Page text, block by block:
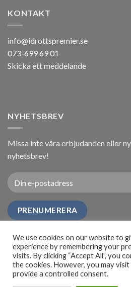
KONTAKT
info@idrottspremier.se
073-699 69 01
Skicka ett meddelande
NYHETSBREV
Missa inte våra erbjudanden eller
nyhetsbrev!
We use cookies on our website to
experience by remembering your
visits. By clicking “Accept All”, you
the cookies. However, you may
provide a controlled consent.